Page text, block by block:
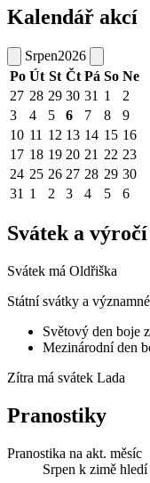
Kalendář akcí
Srpen2026
Po Út St Čt Pá So Ne
27 28 29 30 31 1
2
3
4 5 6 7 8
9
10 11 12 13 14 15 16
17 18 19 20 21 22 23
24 25 26 27 28 29 30
31 1 2 3 4 5 6
Svátek a výročí
Svátek má Oldřiška
Státní svátky a
Světový den boje
Mezinárodní den
Zítra má svátek Lada
Pranostiky
Pranostika na akt. měsíc
Srpen k zimě